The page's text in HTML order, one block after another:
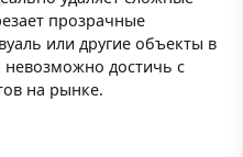
прозрачные
или другие объекты в
достичь с
на рынке.